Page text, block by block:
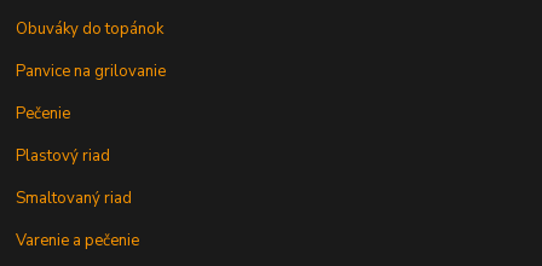
Obuváky do topánok
Panvice na grilovanie
Pečenie
Plastový riad
Smaltovaný riad
Varenie a pečenie